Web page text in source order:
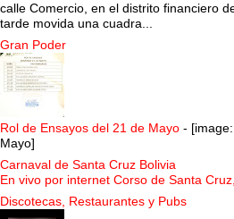
calle Comercio, en el distrito financiero
tarde movida una cuadra...
Gran Poder
Rol de Ensayos del 21 de Mayo -
Mayo]
Carnaval de Santa Cruz Bolivia
En vivo por internet Corso de Santa
Discotecas, Restaurantes y Pubs